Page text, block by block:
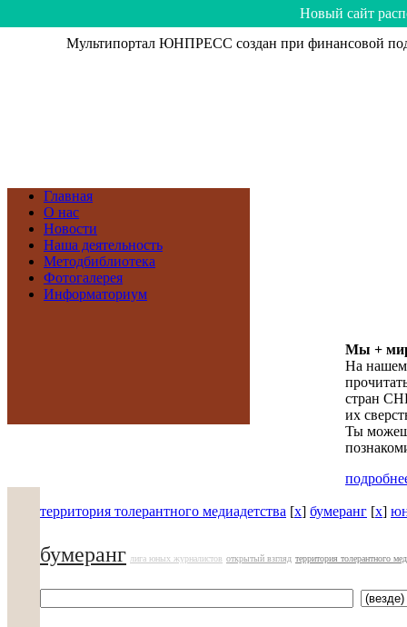
Hoвый caйт
Мультипортал ЮНПРЕСС создан при финансовой
Главная
О нас
Новости
Наша деятельность
Методбиблиотека
Фотогалерея
Информаториум
Мы + мир
На
стран
их
Ты
территория толерантного медиадетства [x] бумеранг [x]
бумеранг лига юных журналистов открытый взгляд территория толерантного